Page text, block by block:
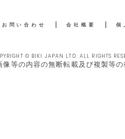
お問い合わせ 会社概要 個
© BIKI JAPAN LTD. ALL RIGHTS
等の内容の無断転載及び複製等の